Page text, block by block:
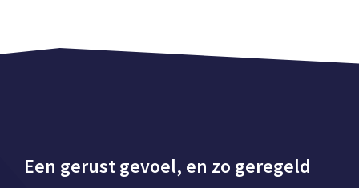
Een gerust gevoel, en zo geregeld